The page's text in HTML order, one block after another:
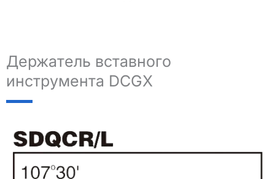
Держатель вставного
инструмента DCGX